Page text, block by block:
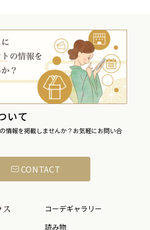
いて
情報を掲載しませんか？お気軽にお問い合
CONTACT
コーデギャラリー
読み物